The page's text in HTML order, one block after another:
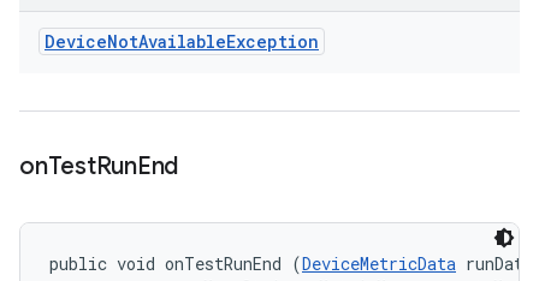
DeviceNotAvailableException
onTestRunEnd
public void onTestRunEnd (DeviceMetricData